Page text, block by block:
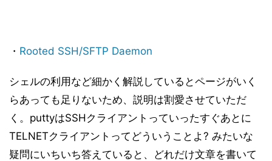
・ Rooted SSH/SFTP Daemon
シェルの利用など細かく解説しているとページがいく
らあっても足りないため、説明は割愛させていただ
く。puttyはSSHクライアントっていったすぐあとに
TELNETクライアントってどういうことよ? みたいな
疑問にいちいち答えていると、どれだけ文章を書いて